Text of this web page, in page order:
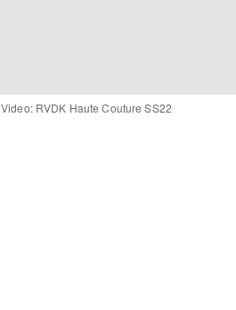
Video: RVDK Haute Couture SS22